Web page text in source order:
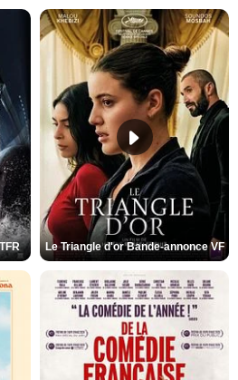
Le Triangle d'or Bande-annonce VF